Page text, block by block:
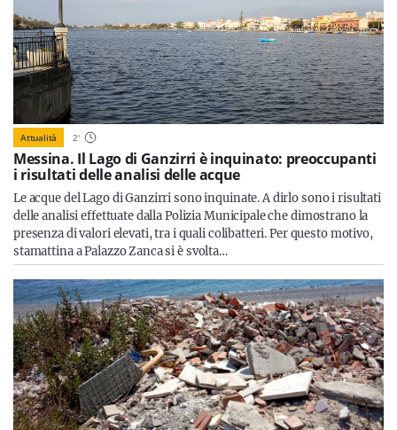
Attualità 2'
Messina. Il Lago di Ganzirri è inquinato: preoccupanti
i risultati delle analisi delle acque
Le acque del Lago di Ganzirri sono inquinate. A dirlo sono i risultati
delle analisi effettuate dalla Polizia Municipale che dimostrano la
presenza di valori elevati, tra i quali colibatteri. Per questo motivo,
stamattina a Palazzo Zanca si è svolta…